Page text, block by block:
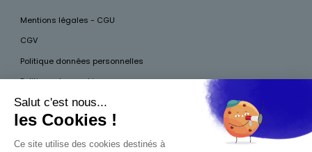
Mentions légales - CGU
CGV
Politique données personnelles
Politique des cookies
Accessibilité